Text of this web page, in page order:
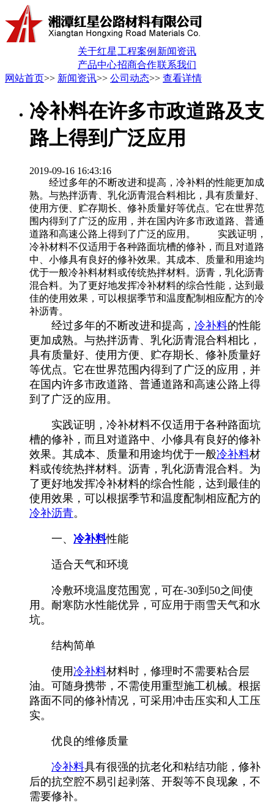
关于红星 工程案例 新闻资讯
产品中心招商合作联系我们
网站首页>> 新闻资讯>> 公司动态>> 查看详情
冷补料在许多市政道路及支
路上得到广泛应用
2019-09-16 16:43:16
经过多年的不断改进和提高，冷补料的性能更加成
熟。与热拌沥青、乳化沥青混合料相比，具有质量好、
使用方便、贮存期长、修补质量好等优点。它在世界范
围内得到了广泛的应用，并在国内许多市政道路、普通
道路和高速公路上得到了广泛的应用。 实践证明，
冷补材料不仅适用于各种路面坑槽的修补，而且对道路
中、小修具有良好的修补效果。其成本、质量和用途均
优于一般冷补料材料或传统热拌材料。沥青，乳化沥青
混合料。为了更好地发挥冷补材料的综合性能，达到最
佳的使用效果，可以根据季节和温度配制相应配方的冷
补沥青。
经过多年的不断改进和提高， 冷补料的性能
更加成熟。与热拌沥青、乳化沥青混合料相比，
具有质量好、使用方便、贮存期长、修补质量好
等优点。它在世界范围内得到了广泛的应用，并
在国内许多市政道路、普通道路和高速公路上得
到了广泛的应用。
实践证明，冷补材料不仅适用于各种路面坑
槽的修补，而且对道路中、小修具有良好的修补
效果。其成本、质量和用途均优于一般冷补料材
料或传统热拌材料。沥青，乳化沥青混合料。为
了更好地发挥冷补材料的综合性能，达到最佳的
使用效果，可以根据季节和温度配制相应配方的
冷补沥青。
一、 冷补料性能
适合天气和环境
冷敷环境温度范围宽，可在-30到50之间使
用。耐寒防水性能优异，可应用于雨雪天气和水
坑。
结构简单
使用冷补料材料时，修理时不需要粘合层
油。可随身携带，不需使用重型施工机械。根据
路面不同的修补情况，可采用冲击压实和人工压
实。
优良的维修质量
冷补料具有很强的抗老化和粘结功能，修补
后的抗空腔不易引起剥落、开裂等不良现象，不
需要修补。